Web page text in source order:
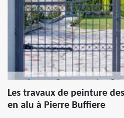
Les travaux de peinture
en alu à Pierre Buffiere